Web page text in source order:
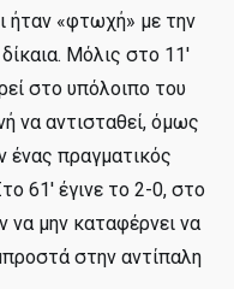
ήταν «φτωχή» με την
Μόλις στο 11'
στο υπόλοιπο του
να αντισταθεί, όμως
ένας πραγματικός
61' έγινε το 2-0, στο
να μην καταφέρνει να
στην αντίπαλη